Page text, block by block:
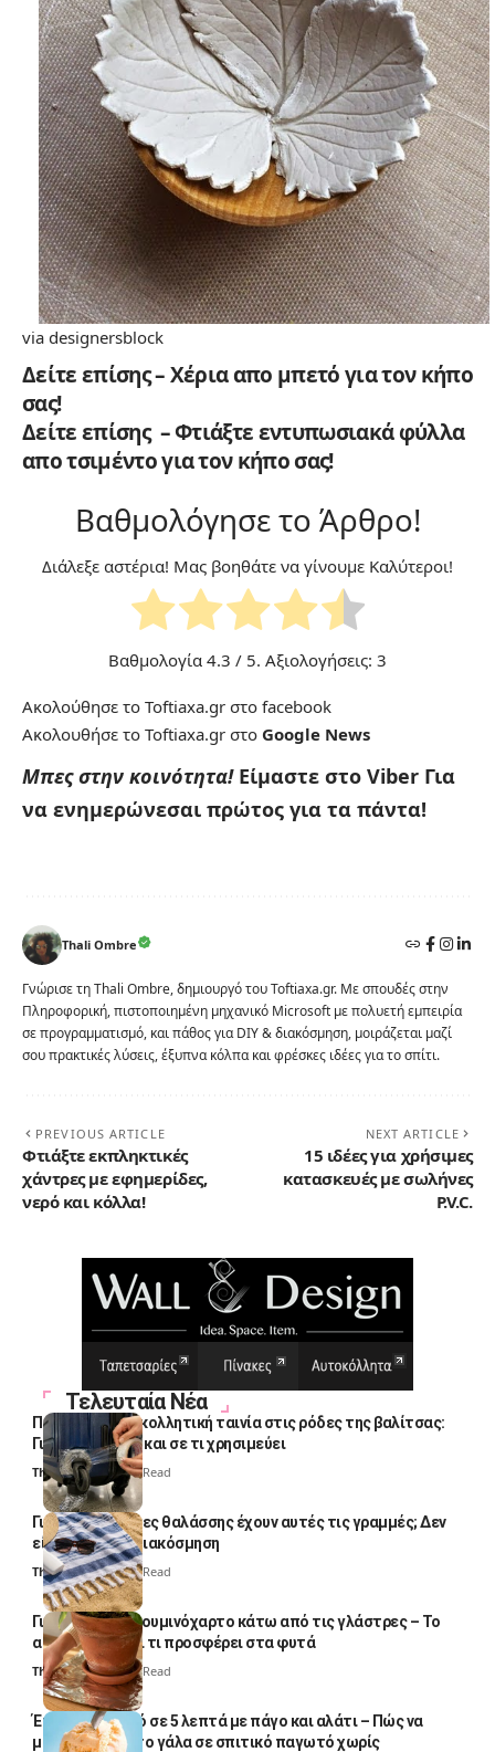
via designersblock
Δείτε επίσης – Χέρια απο μπετό για τον κήπο
σας!
Δείτε επίσης – Φτιάξτε εντυπωσιακά φύλλα
απο τσιμέντο για τον κήπο σας!
Βαθμολόγησε το Άρθρο!
Διάλεξε αστέρια! Μας βοηθάτε να γίνουμε Καλύτεροι!
Βαθμολογία 4.3 / 5. Αξιολογήσεις: 3
Ακολούθησε το Toftiaxa.gr στο facebook
Ακολουθήσε το Toftiaxa.gr στο Google News
Μπες στην κοινότητα! Είμαστε στο Viber Για
να ενημερώνεσαι πρώτος για τα πάντα!
Thali Ombre
Γνώρισε τη Thali Ombre, δημιουργό του Toftiaxa.gr. Με σπουδές στην
Πληροφορική, πιστοποιημένη μηχανικό Microsoft με πολυετή εμπειρία
σε προγραμματισμό, και πάθος για DIY & διακόσμηση, μοιράζεται μαζί
σου πρακτικές λύσεις, έξυπνα κόλπα και φρέσκες ιδέες για το σπίτι.
PREVIOUS ARTICLE
Φτιάξτε εκπληκτικές
χάντρες με εφημερίδες,
νερό και κόλλα!
NEXT ARTICLE
15 ιδέες για χρήσιμες
κατασκευές με σωλήνες
P.V.C.
Τελευταία Νέα
Πολλοί βάζουν κολλητική ταινία στις ρόδες της βαλίτσας:
Γιατί το κάνουν και σε τι χρησιμεύει
Thali Ombre 4 Min Read
Γιατί οι πετσέτες θαλάσσης έχουν αυτές τις γραμμές; Δεν
είναι μόνο για διακόσμηση
Thali Ombre5 Min Read
Γιατί βάζουν αλουμινόχαρτο κάτω από τις γλάστρες – Το
απλό κόλπο και τι προσφέρει στα φυτά
Thali Ombre4 Min Read
Έτοιμο παγωτό σε 5 λεπτά με πάγο και αλάτι – Πώς να
μετατρέψετε το γάλα σε σπιτικό παγωτό χωρίς